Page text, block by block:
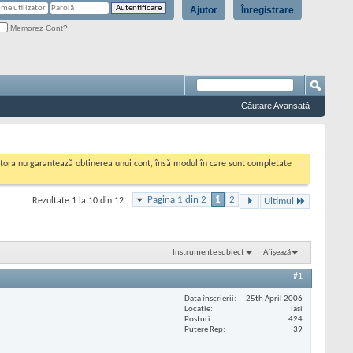
Înregistrare
Ajutor
Memorez Cont?
Căutare Avansată
nu garantează obținerea unui cont, însă modul în care sunt completate
Pagina 1 din 2 1 2 Ultimul
Rezultate 1 la 10 din 12
Instrumente subiect Afișează
#1
Data înscrierii
25th April 2006
Locaţie
Iasi
Posturi
424
Putere Rep
39